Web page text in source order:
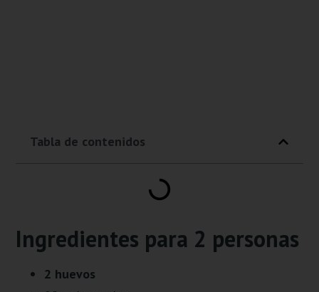
Tabla de contenidos
Ingredientes para 2 personas
2 huevos